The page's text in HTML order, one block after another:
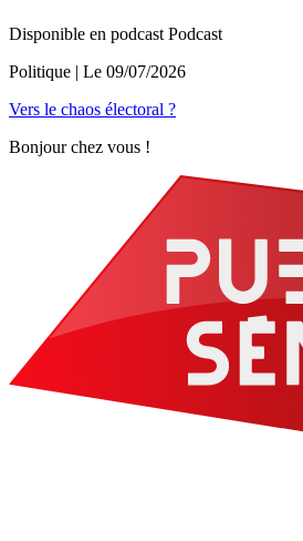
Disponible en podcast Podcast
Politique | Le 09/07/2026
Vers le chaos électoral ?
Bonjour chez vous !